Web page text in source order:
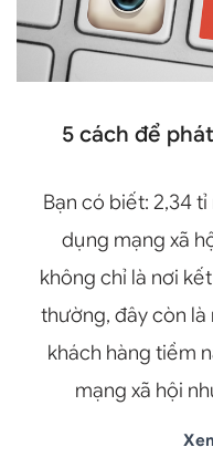
5 cách để
Bạn có biết: 2,34
dụng mạng xã
không chỉ là nơi
thường, đây còn
khách hàng tiềm
mạng xã hội